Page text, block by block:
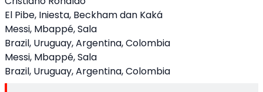
El Pibe, Iniesta, Beckham dan Kaká
Messi, Mbappé, Sala
Brazil, Uruguay, Argentina, Colombia
Messi, Mbappé, Sala
Brazil, Uruguay, Argentina, Colombia